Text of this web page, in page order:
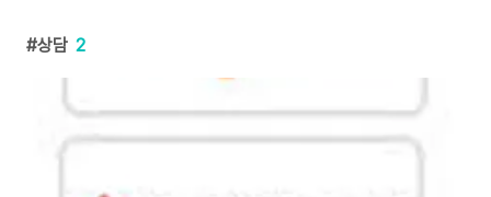
상담 2